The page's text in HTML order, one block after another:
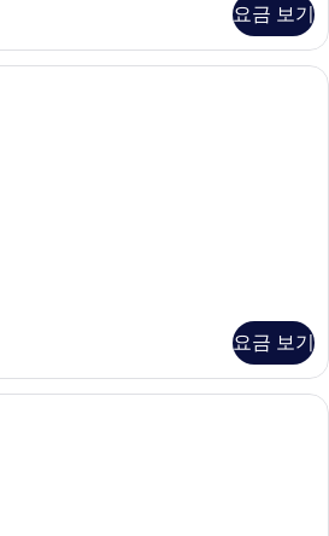
요금 보기
디럭스룸, 수영장 전망 | 고급 침구, 미
요금 보기
룸, 바다 전망 (Suite) | 거실 공간 | 케이